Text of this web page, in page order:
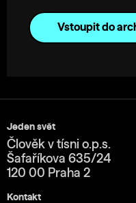
Vstoupit do
Jeden svět
Člověk v tísni o.p.s.
Šafaříkova 635/24
120 00 Praha 2
Kontakt